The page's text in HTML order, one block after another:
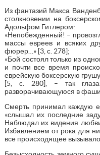
Из фантазий Макса
столкновении на
Адольфом Гитлером:
«Непобежденный! –
массы евреев и всяких
фюрер…» [3, c. 278];
«Бой состоял только из
и почти все время
еврейскую боксерскую
[5, c. 280], – так
разворачивающуюся в
Смерть принимал каждую
«слышал их последние
Наблюдал их видения
Избавлением от рока для
все происходящее